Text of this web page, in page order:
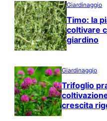
Giardinaggio
Timo: la
coltivare
giardino
Giardinaggio
Trifoglio
crescita